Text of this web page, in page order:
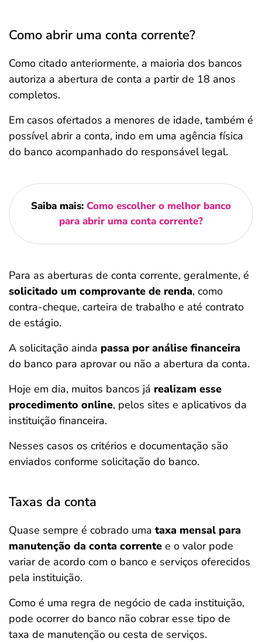
Como abrir uma conta corrente?
Como citado anteriormente, a maioria dos bancos
autoriza a abertura de conta a partir de 18 anos
completos.
Em casos ofertados a menores de idade, também é
possível abrir a conta, indo em uma agência física
do banco acompanhado do responsável legal.
Saiba mais: Como escolher o melhor banco
para abrir uma conta corrente?
Para as aberturas de conta corrente, geralmente, é
solicitado um comprovante de renda, como
contra-cheque, carteira de trabalho e até contrato
de estágio.
A solicitação ainda passa por análise financeira
do banco para aprovar ou não a abertura da conta.
Hoje em dia, muitos bancos já realizam esse
procedimento online, pelos sites e aplicativos da
instituição financeira.
Nesses casos os critérios e documentação são
enviados conforme solicitação do banco.
Taxas da conta
Quase sempre é cobrado uma taxa mensal para
manutenção da conta corrente e o valor pode
variar de acordo com o banco e serviços oferecidos
pela instituição.
Como é uma regra de negócio de cada instituição,
pode ocorrer do banco não cobrar esse tipo de
taxa de manutenção ou cesta de serviços.